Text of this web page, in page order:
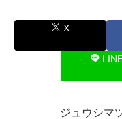
X
ジュウシマ